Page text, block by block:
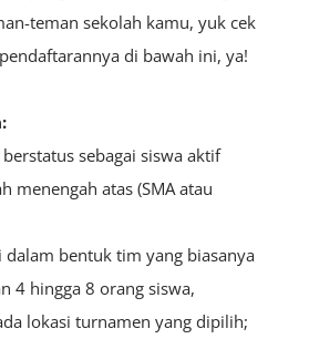
teman sekolah kamu, yuk cek
di bawah ini, ya!
sebagai siswa aktif
menengah atas (SMA atau
dalam bentuk tim yang biasanya
4 hingga 8 orang siswa,
lokasi turnamen yang dipilih;